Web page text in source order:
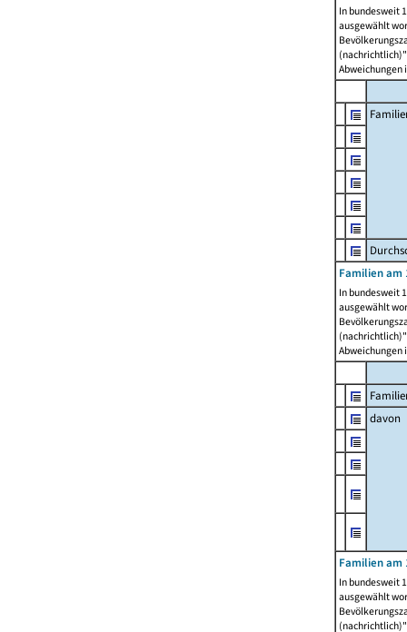
In bundesweit
ausgewählt
Abweichungen
Familien am
In bundesweit
ausgewählt
Abweichungen
davon
Familien am
In bundesweit
ausgewählt